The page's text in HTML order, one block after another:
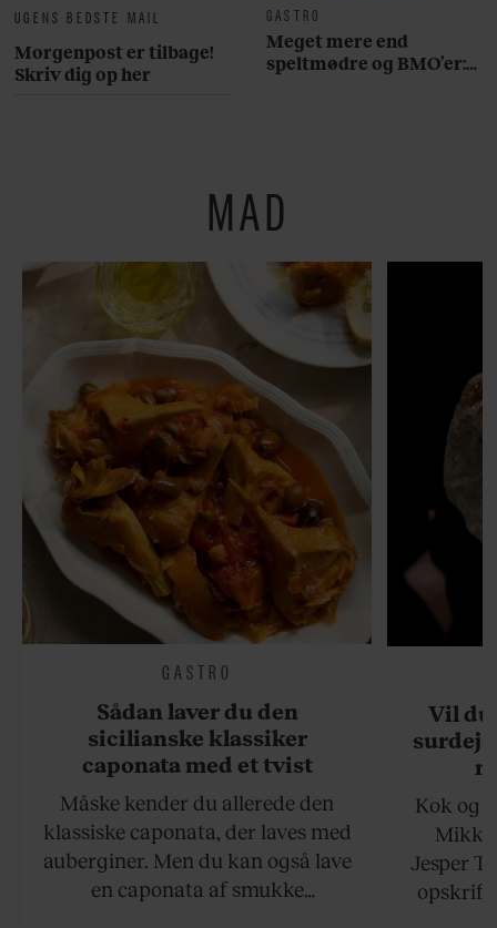
UGENS BEDSTE MAIL
Morgenpost er tilbage!
Skriv dig op her
GASTRO
Meget mere end
speltmødre og BMO’er:
MAD
GASTRO
Sådan laver du den
sicilianske klassiker
caponata med et tvist
Måske kender du allerede den
klassiske caponata, der laves med
auberginer. Men du kan også lave
en caponata af smukke
Vil du
Kok og
Jesper
opskrift